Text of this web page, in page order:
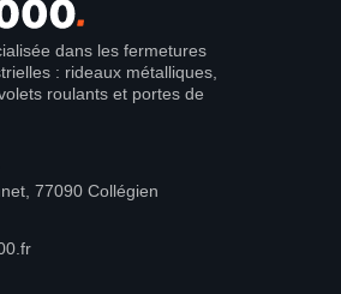
dans les fermetures
: rideaux métalliques,
roulants et portes de
77090 Collégien